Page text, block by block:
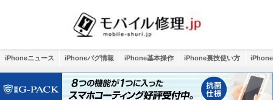
iPhoneニュース iPhoneバグ情報 iPhone基本操作 iPhone裏技使い方